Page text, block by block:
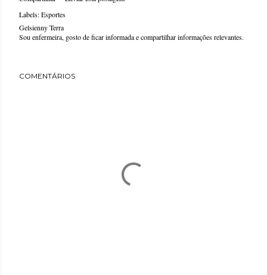
Labels:Esportes
Gelsienny Terra
Sou enfermeira, gosto de ficar informada e compartilhar informações relevantes.
COMENTÁRIOS